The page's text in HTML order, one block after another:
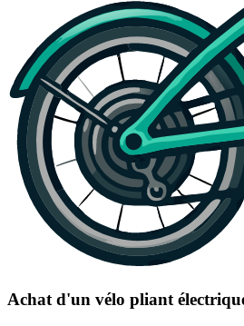
Achat d'un vélo pliant